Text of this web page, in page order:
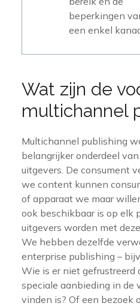
beperkingen
een enkel
Wat zijn de
multichannel
Multichannel publishing
belangrijker onderdeel
uitgevers. De consument
we content kunnen
of apparaat we maar
ook beschikbaar is op elk
uitgevers worden met
We hebben dezelfde
enterprise publishing –
Wie is er niet gefrustreerd
speciale aanbieding in de
vinden is? Of een bezoek